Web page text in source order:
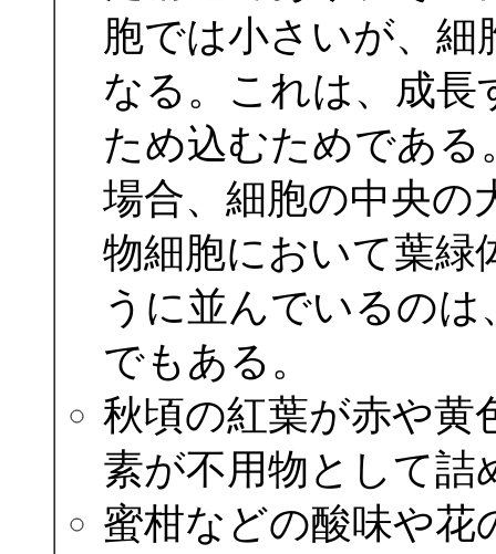
胞では小さいが、
なる。これは、成長
ため込むためであ
場合、細胞の中央の
物細胞において葉緑
うに並んでいるの
でもある。
秋頃の紅葉が赤や黄
素が不用物として
蜜柑などの酸味や花